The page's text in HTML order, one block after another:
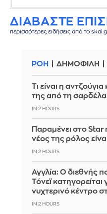
ΔΙΑΒΑΣΤΕ
περισσότερες ειδήσεις από το
ΡΟΗ ΔΗΜΟΦΙΛΗ
Τι είναι η
της από τη
IN 2 HOURS
Παραμένει στο Star
νέος της ρόλος
IN 2 HOURS
Αγγλία: Ο διεθνής
Τόνεϊ κατηγορείται
νυχτερινό κέντρο
IN 2 HOURS